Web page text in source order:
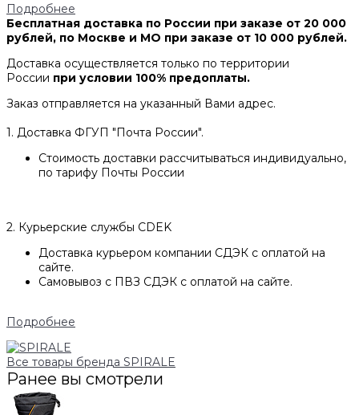
Подробнее
Бесплатная доставка по России при заказе от 20 000
рублей, по Москве и МО при заказе от 10 000 рублей.
Доставка осуществляется только по территории
России при условии 100% предоплаты.
Заказ отправляется на указанный Вами адрес.
1. Доставка ФГУП "Почта России".
Стоимость доставки рассчитываться индивидуально,
по тарифу Почты России
2. Курьерские службы CDEK
Доставка курьером компании СДЭК с оплатой на
сайте.
Самовывоз с ПВЗ СДЭК с оплатой на сайте.
Подробнее
Все товары бренда SPIRALE
Ранее вы смотрели